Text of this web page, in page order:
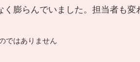
膨らんでいました。担当者も変
ではありません